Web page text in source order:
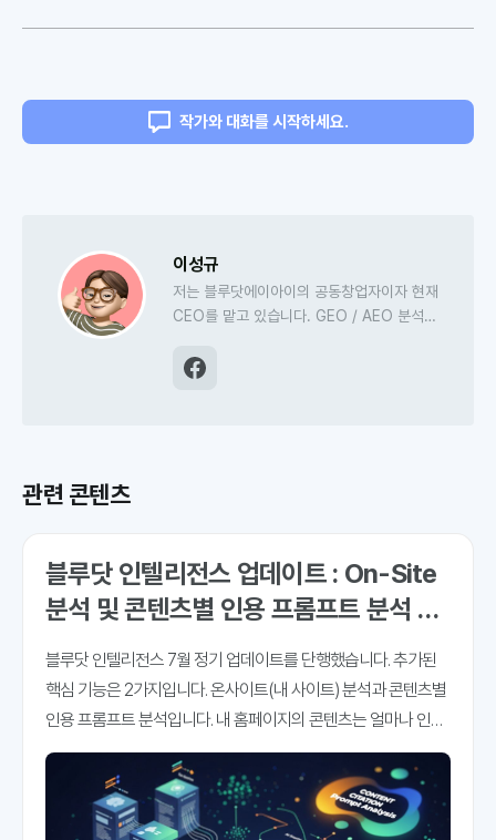
작가와 대화를 시작하세요.
이성규
저는 블루닷에이아이의 공동창업자이자 현재
CEO를 맡고 있습니다. GEO / AEO 분석
적화 CMS '블루닷CMS'의 프로덕트 매니징
관련 콘텐츠
블루닷 인텔리전스 업데이트 : On-Site
분석 및 콘텐츠별 인용 프롬프트 분석 추
가
블루닷 인텔리전스 7월 정기 업데이트를 단행했습니다. 추가된
핵심 기능은 2가지입니다. 온사이트(내 사이트) 분석과 콘텐츠별
인용 프롬프트 분석입니다. 내 홈페이지의 콘텐츠는 얼마나 인용
되고 있고, 어떤 AI검색, 어떤 프롬프트에 더 많이 인용되고 있는
지 파악해 볼 수 있는 메뉴입니다. 우리 회사 홈페이지